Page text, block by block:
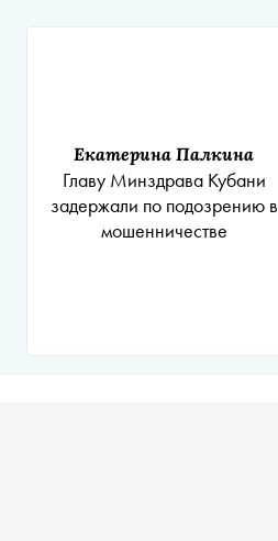
Екатерина Палкина
Главу Минздрава Кубани
задержали по подозрению в
мошенничестве